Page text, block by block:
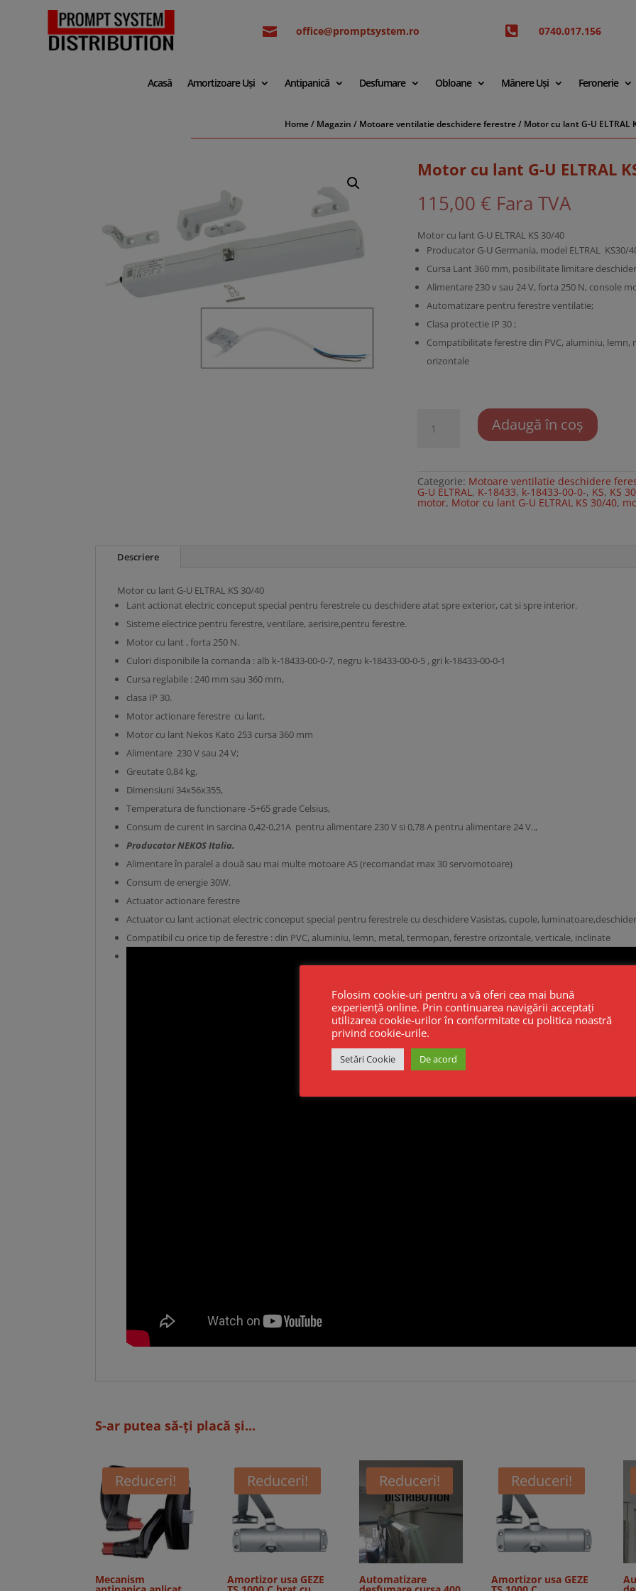
 office@promptsystem.ro  0740.017.156
Acasă Amortizoare Uși Antipanică Desfumare Obloane Mânere Uși Feronerie
Home/ Magazin / Motoare ventilatie deschidere ferestre/ Motor cu lant G-U ELTRAL
Motor cu lant G-U ELTRAL
115,00€ Fara TVA
Motor cu lant G-U ELTRAL KS 30/40
Producator G-U Germania, model ELTRAL KS30/
Cursa Lant 360 mm, posibilitate limitare
Alimentare 230 v sau 24 V, forta 250 N, console
Automatizare pentru ferestre ventilatie;
Clasa protectie IP 30 ;
Compatibilitate ferestre din PVC, aluminiu,
orizontale
Motor
ELTRAL
KS
30/40
Adaugă în coș
Categorie: Motoare ventilatie deschidere
G-U ELTRAL , K-18433, k-18433-00-0-, KS, KS
motor, Motor cu lant G-U ELTRAL KS 30/40,
Descriere
Motor cu lant G-U ELTRAL KS 30/40
Lant actionat electric conceput special pentru ferestrele cu deschidere atat spre exterior, cat si spre interior.
Sisteme electrice pentru ferestre, ventilare, aerisire,pentru ferestre.
Motor cu lant , forta 250 N.
Culori disponibile la comanda : alb k-18433-00-0-7, negru k-18433-00-0-5 , gri k-18433-00-0-1
Cursa reglabile : 240 mm sau 360 mm,
clasa IP 30.
Motor actionare ferestre cu lant,
Motor cu lant Nekos Kato 253 cursa 360 mm
Alimentare 230 V sau 24 V;
Greutate 0,84 kg,
Dimensiuni 34x56x355,
Temperatura de functionare -5+65 grade Celsius,
Consum de curent in sarcina 0,42-0,21A pentru alimentare 230 V si 0,78 A pentru alimentare 24 V..,
Producator NEKOS Italia.
Alimentare în paralel a două sau mai multe motoare AS (recomandat max 30 servomotoare)
Consum de energie 30W.
Actuator actionare ferestre
Actuator cu lant actionat electric conceput special pentru ferestrele cu deschidere Vasistas, cupole,
Compatibil cu orice tip de ferestre : din PVC, aluminiu, lemn, metal, termopan, ferestre orizontale, verticale, inclinate
S-ar putea să-ți placă și...
Reduceri!
Mecanism
Reduceri!
Amortizor usa GEZE
Reduceri!
Automatizare
Reduceri!
Amortizor usa GEZE
Folosim cookie-uri pentru a vă oferi cea mai bună
experiență online. Prin continuarea navigării acceptați
utilizarea cookie-urilor în conformitate cu politica noastră
privind cookie-urile.
Setări Cookie De acord